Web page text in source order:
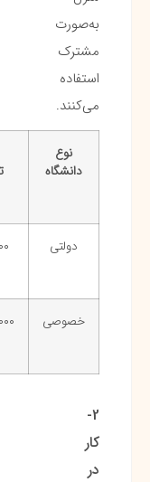
به‌صورت
مشترک
استفاده
می‌کنند.
نوع
دانشگاه
دولتی
خصوصی
2-
کار
در